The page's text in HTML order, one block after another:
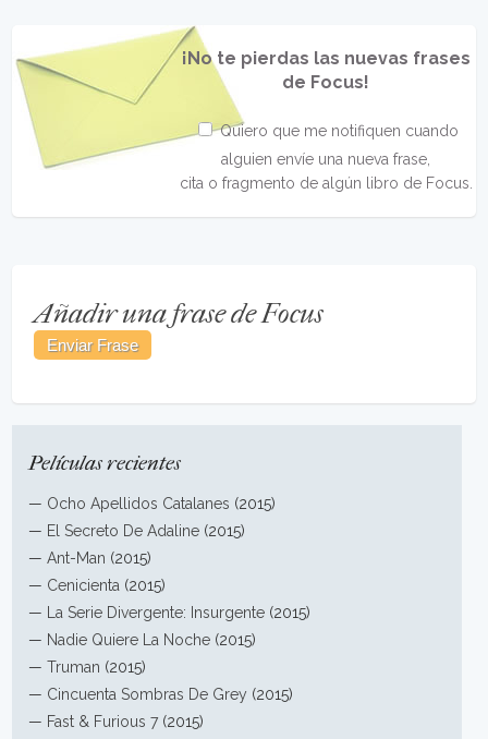
¡No te pierdas las nuevas frases
de Focus!
Quiero que me notifiquen cuando
alguien envíe una nueva frase,
cita o fragmento de algún libro de Focus.
Añadir una frase de Focus
Películas recientes
— Ocho Apellidos Catalanes (2015)
— El Secreto De Adaline (2015)
—Ant-Man (2015)
— Cenicienta (2015)
—
La Serie Divergente: Insurgente (2015)
— Nadie Quiere La Noche (2015)
—Truman (2015)
— Cincuenta Sombras De Grey (2015)
— Fast & Furious 7 (2015)